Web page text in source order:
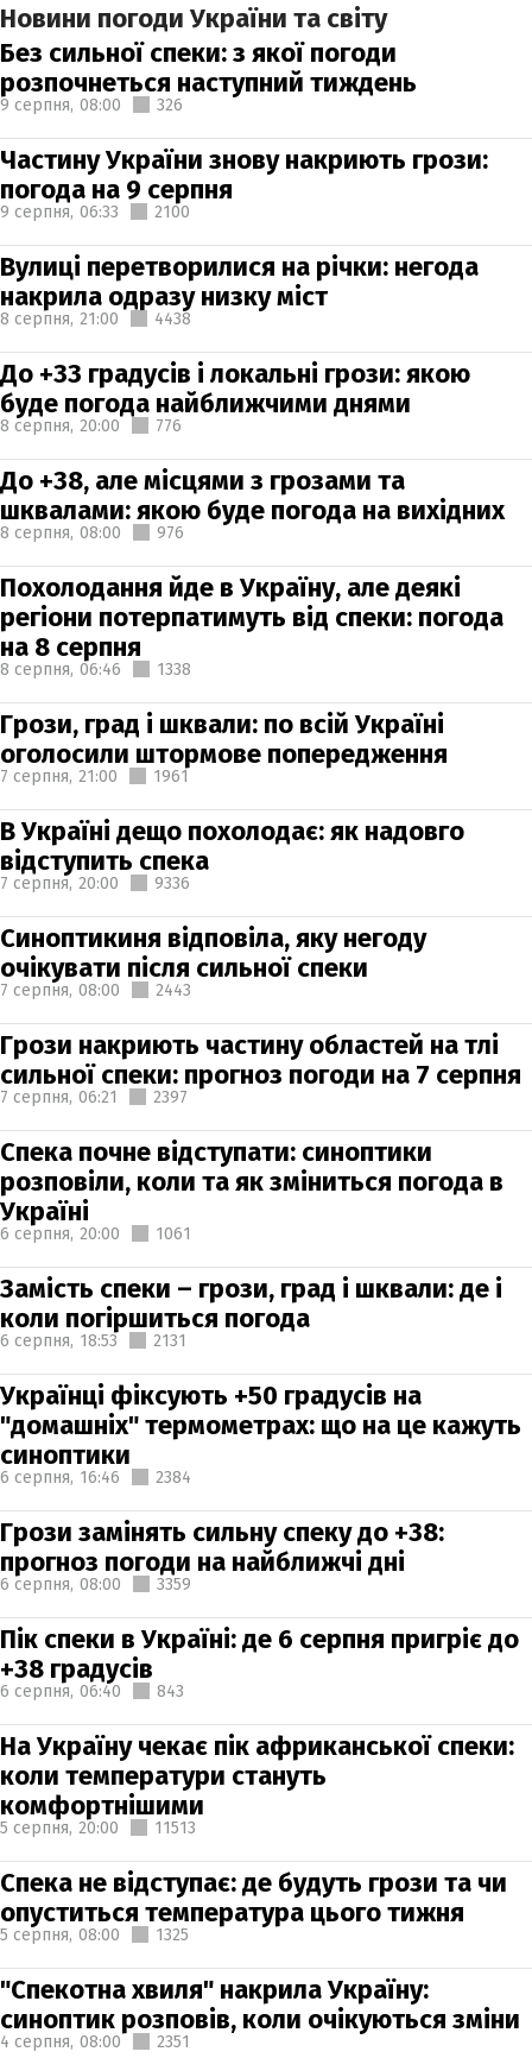
Новини погоди України та світу
Без сильної спеки: з якої погоди
розпочнеться наступний тиждень
9 серпня, 08:00 326
Частину України знову накриють грози:
погода на 9 серпня
9 серпня, 06:33 2100
Вулиці перетворилися на річки: негода
накрила одразу низку міст
8 серпня, 21:00 4438
До +33 градусів і локальні грози: якою
буде погода найближчими днями
8 серпня, 20:00 776
До +38, але місцями з грозами та
шквалами: якою буде погода на вихідних
8 серпня, 08:00 976
Похолодання йде в Україну, але деякі
регіони потерпатимуть від спеки: погода
на 8 серпня
8 серпня, 06:46 1338
Грози, град і шквали: по всій Україні
оголосили штормове попередження
7 серпня, 21:00 1961
В Україні дещо похолодає: як надовго
відступить спека
7 серпня, 20:00 9336
Синоптикиня відповіла, яку негоду
очікувати після сильної спеки
7 серпня, 08:00 2443
Грози накриють частину областей на тлі
сильної спеки: прогноз погоди на 7 серпня
7 серпня, 06:21 2397
Спека почне відступати: синоптики
розповіли, коли та як зміниться погода в
Україні
6 серпня, 20:00 1061
Замість спеки – грози, град і шквали: де і
коли погіршиться погода
6 серпня, 18:53 2131
Українці фіксують +50 градусів на
"домашніх" термометрах: що на це кажуть
синоптики
6 серпня, 16:46 2384
Грози замінять сильну спеку до +38:
прогноз погоди на найближчі дні
6 серпня, 08:00 3359
Пік спеки в Україні: де 6 серпня пригріє до
+38 градусів
6 серпня, 06:40 843
На Україну чекає пік африканської спеки:
коли температури стануть
комфортнішими
5 серпня, 20:00 11513
Спека не відступає: де будуть грози та чи
опуститься температура цього тижня
5 серпня, 08:00 1325
"Спекотна хвиля" накрила Україну:
синоптик розповів, коли очікуються зміни
4 серпня, 08:00 2351